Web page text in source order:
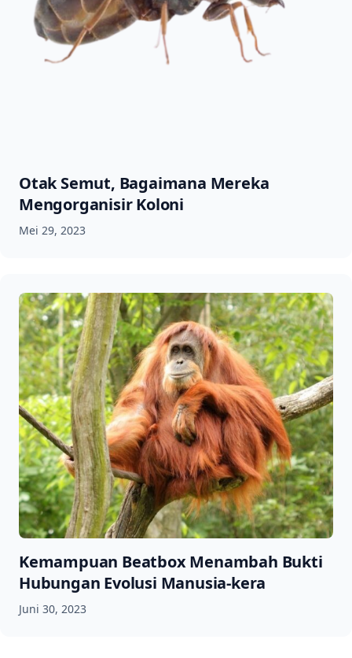
Otak Semut, Bagaimana Mereka
Mengorganisir Koloni
Mei 29, 2023
Kemampuan Beatbox Menambah Bukti
Hubungan Evolusi Manusia-kera
Juni 30, 2023